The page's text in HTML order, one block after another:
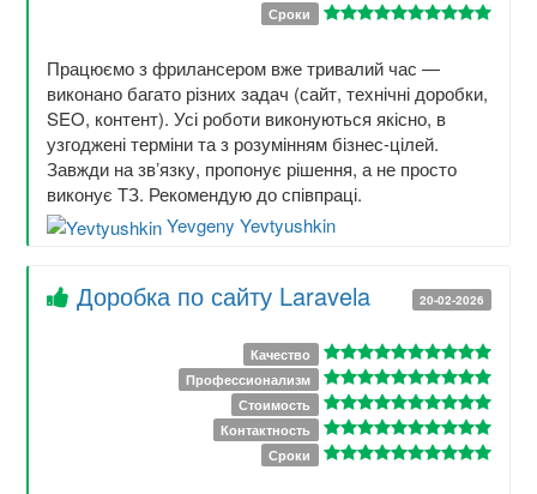
Сроки
Працюємо з фрилансером вже тривалий час —
виконано багато різних задач (сайт, технічні доробки,
SEO, контент). Усі роботи виконуються якісно, в
узгоджені терміни та з розумінням бізнес-цілей.
Завжди на звʼязку, пропонує рішення, а не просто
виконує ТЗ. Рекомендую до співпраці.
Yevgeny Yevtyushkin
20-02-2026
Доробка по сайту Laravela
Качество
Профессионализм
Стоимость
Контактность
Сроки